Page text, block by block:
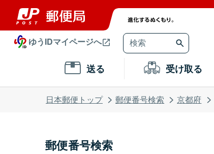
ゆうIDマイページへ
送る 受け取る
日本郵便トップ 郵便番号検索 京都府
郵便番号検索